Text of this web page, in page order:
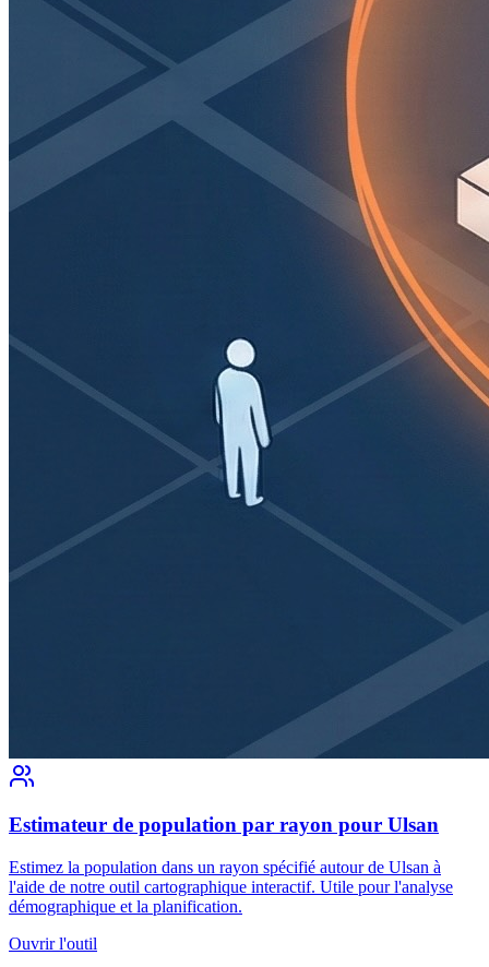
Estimateur de population par rayon pour Ulsan
Estimez la population dans un rayon spécifié autour de Ulsan à
l'aide de notre outil cartographique interactif. Utile pour l'analyse
démographique et la planification.
Ouvrir l'outil